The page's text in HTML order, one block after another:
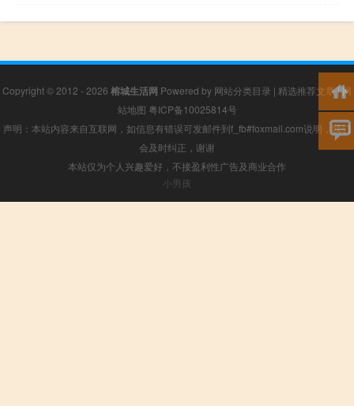
Copyright © 2012 - 2026 榕城生活网 Powered by 网站分类目录 | 精选推荐文章|网
站地图 粤ICP备10025814号
声明：本站内容来自互联网，如信息有错误可发邮件到f_fb#foxmail.com说明，我们
会及时纠正，谢谢
本站仅为个人兴趣爱好，不接盈利性广告及商业合作
小男孩